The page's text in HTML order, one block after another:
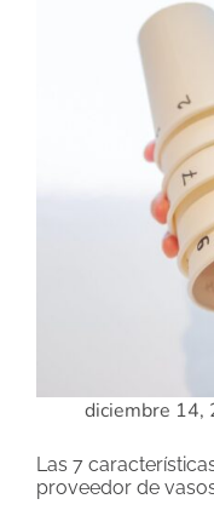
diciembre 14,
Las 7
proveedor de